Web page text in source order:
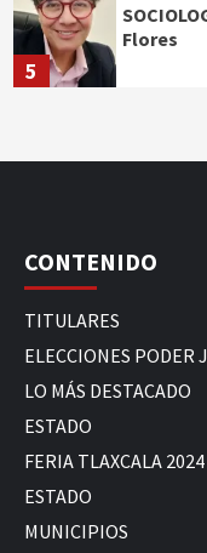
5
Flores
CONTENIDO
TITULARES
ELECCIONES PODER
LO MÁS DESTACADO
ESTADO
FERIA TLAXCALA 2024
ESTADO
MUNICIPIOS